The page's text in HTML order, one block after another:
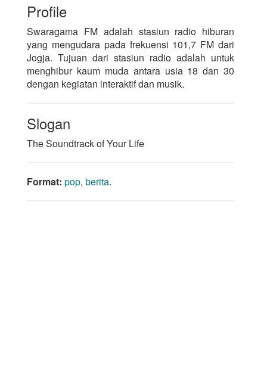
Profile
Swaragama FM adalah stasiun radio hiburan
yang mengudara pada frekuensi 101,7 FM dari
Jogja. Tujuan dari stasiun radio adalah untuk
menghibur kaum muda antara usia 18 dan 30
dengan kegiatan interaktif dan musik.
Slogan
The Soundtrack of Your Life
Format: pop, berita.